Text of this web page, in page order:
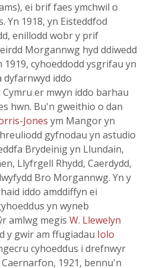
ei brif faes ymchwil o
Yn 1918, yn Eisteddfod
enillodd wobr y prif
Morgannwg hyd ddiwedd
1919, cyhoeddodd ysgrifau yn
dyfarnwyd iddo
er mwyn iddo barhau
hwn. Bu'n gweithio o dan
Jones ym Mangor yn
gyfnodau yn astudio
Brydeinig yn Llundain,
Llyfrgell Rhydd, Caerdydd,
Bro Morgannwg. Yn y
iddo amddiffyn ei
yn wyneb
amlwg megis W. Llewelyn
y gwir am ffugiadau Iolo
cyhoeddus i drefnwyr
1921, bennu'n